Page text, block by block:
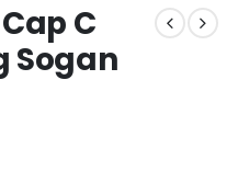
C
Sogan